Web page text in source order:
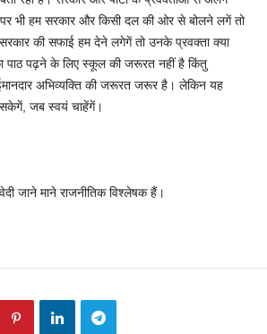
पर भी हम सरकार और किसी दल की ओर से बोलने लगें तो
की सफाई हम देने लगेगें तो उनके प्रवक्ता क्या
पाठ पढ़ने के लिए स्कूल की जरूरत नहीं है किंतु
अभिव्यक्ति की जरूरत जरूर है। लेकिन यह
सकेगें, जब स्वयं चाहेंगें।
जाने माने राजनीतिक विश्लेषक हैं।